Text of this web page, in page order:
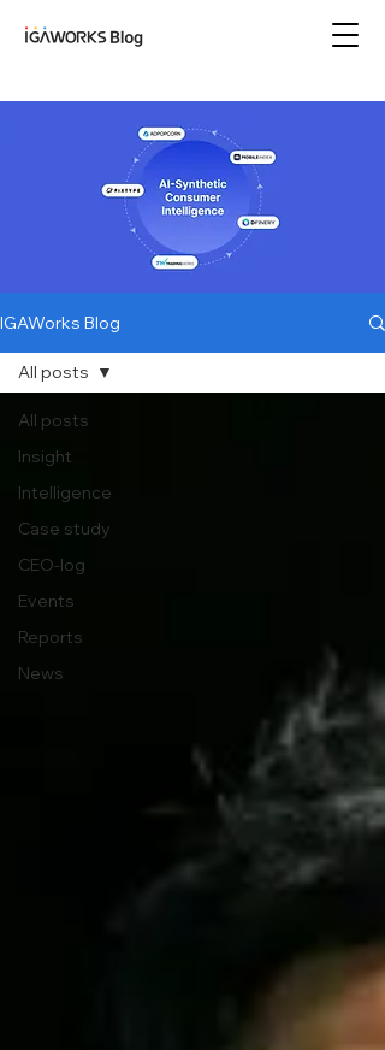
IGAWorks Blog
All posts
Insight
Intelligence
Case study
CEO-log
Events
Reports
News
All posts